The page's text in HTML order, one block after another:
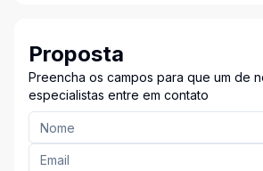
Proposta
Preencha os campos para que um de
especialistas entre em contato